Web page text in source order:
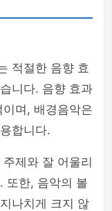
적절한 음향 효
니다. 음향 효과
며, 배경음악은
합니다.
제와 잘 어울리
또한, 음악의 볼
나치게 크지 않